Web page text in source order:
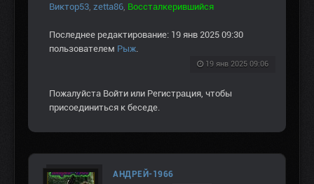
Виктор53 zetta86 Воссталкерившийся
Последнее редактирование: 19 янв 2025 09:30
пользователем Рыж
19 янв 2025 09:06
Пожалуйста Войти или Регистрация , чтобы
присоединиться к беседе.
АНДРЕЙ-1966